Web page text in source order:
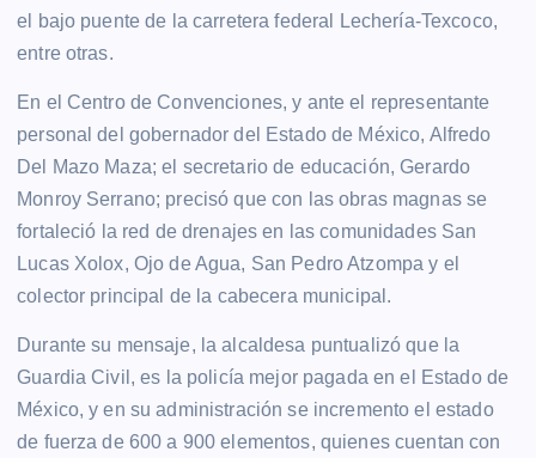
el bajo puente de la carretera federal Lechería-Texcoco,
entre otras.
En el Centro de Convenciones, y ante el representante
personal del gobernador del Estado de México, Alfredo
Del Mazo Maza; el secretario de educación, Gerardo
Monroy Serrano; precisó que con las obras magnas se
fortaleció la red de drenajes en las comunidades San
Lucas Xolox, Ojo de Agua, San Pedro Atzompa y el
colector principal de la cabecera municipal.
Durante su mensaje, la alcaldesa puntualizó que la
Guardia Civil, es la policía mejor pagada en el Estado de
México, y en su administración se incremento el estado
de fuerza de 600 a 900 elementos, quienes cuentan con